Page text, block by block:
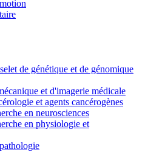
de génétique et de génomique
et d'imagerie médicale
et agents cancérogènes
en neurosciences
en physiologie et